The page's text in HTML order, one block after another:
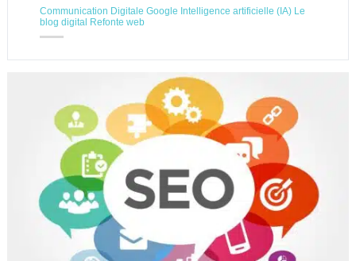
Communication Digitale Google Intelligence artificielle (IA) Le
blog digital Refonte web